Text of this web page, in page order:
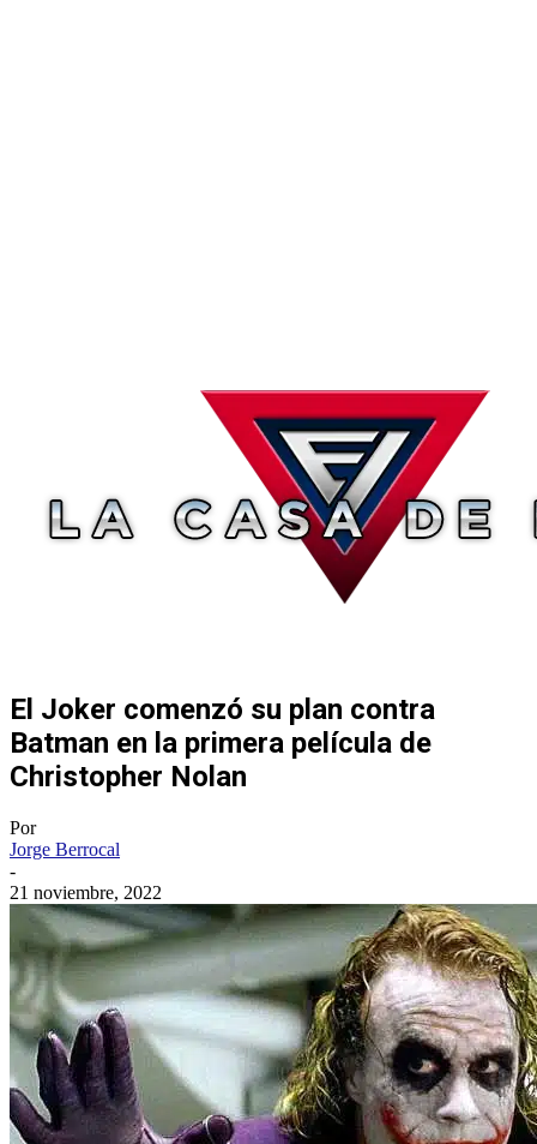
El Joker comenzó su plan contra
Batman en la primera película de
Christopher Nolan
Por
Jorge Berrocal
-
21 noviembre, 2022